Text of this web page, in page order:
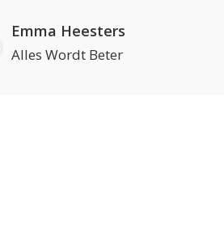
Emma Heesters
Alles Wordt Beter